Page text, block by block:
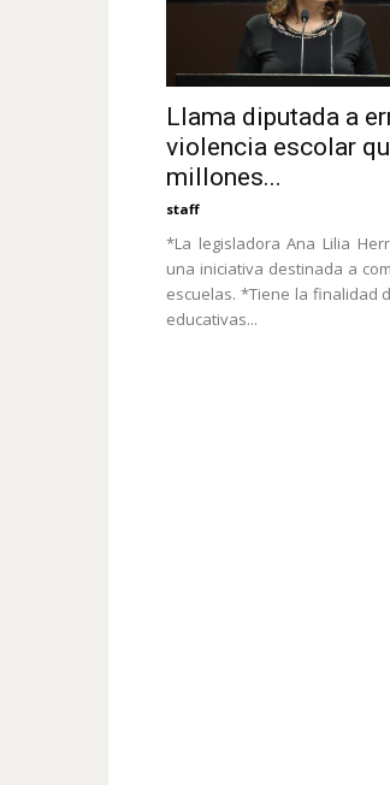
Llama diputada a
violencia escolar
millones...
staff
*La legisladora Ana Lilia
una iniciativa destinada a
escuelas. *Tiene la finalidad
educativas...